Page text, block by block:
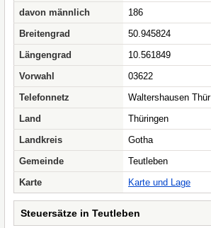
davon männlich
186
Breitengrad
50.945824
Längengrad
10.561849
Vorwahl
03622
Telefonnetz
Waltershausen Thür
Land
Thüringen
Landkreis
Gotha
Gemeinde
Teutleben
Karte
Karte und Lage
Steuersätze in Teutleben